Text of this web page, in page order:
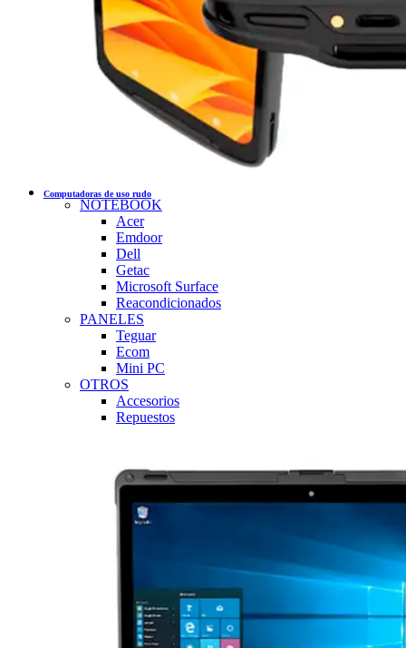
Computadoras de uso rudo
NOTEBOOK
Acer
Emdoor
Dell
Getac
Microsoft Surface
Reacondicionados
PANELES
Teguar
Ecom
Mini PC
OTROS
Accesorios
Repuestos